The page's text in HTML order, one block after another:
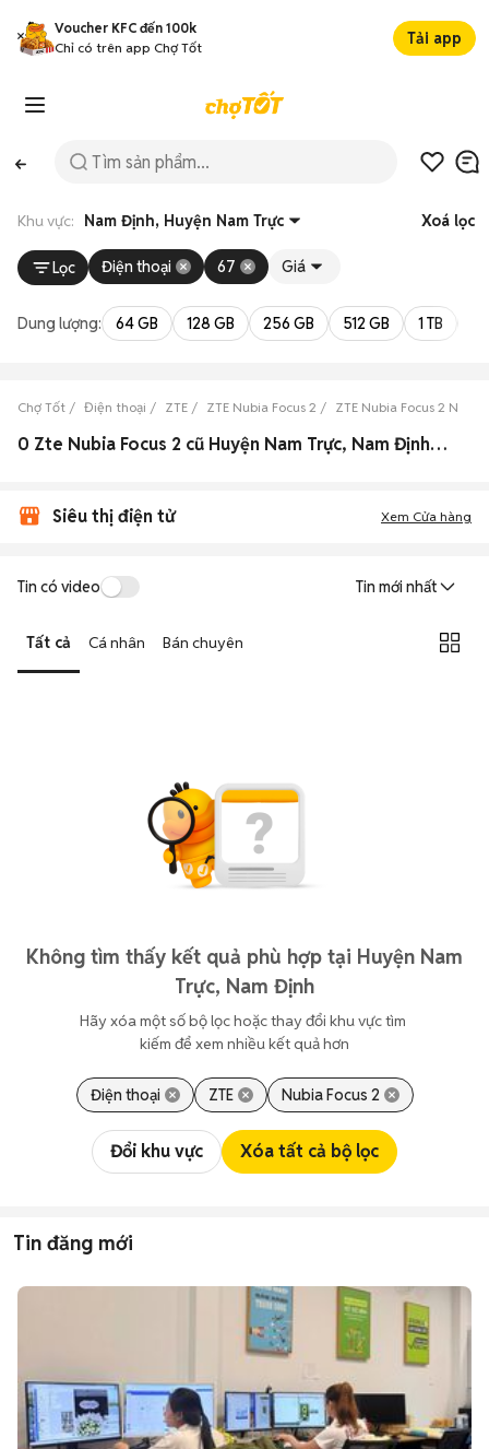
Voucher KFC đến 100k
Chỉ có trên app Chợ Tốt
Tải app
Khu vực: Nam Định, Huyện Nam Trực Xoá lọc
Lọc Điện thoại 67 Giá
Dung lượng: 64 GB 128 GB 256 GB 512 GB 1 TB
Chợ Tốt Điện thoại ZTE ZTE Nubia Focus 2 ZTE Nubia Focus 2 Nam
0 Zte Nubia Focus 2 cũ Huyện Nam Trực, Nam Định đẹp
Siêu thị điện tử Xem Cửa hàng
Tin có video Tin mới nhất
Tất cả Cá nhân Bán chuyên
Không tìm thấy kết quả phù hợp tại Huyện Nam
Trực, Nam Định
Hãy xóa một số bộ lọc hoặc thay đổi khu vực tìm
kiếm để xem nhiều kết quả hơn
Điện thoại ZTE Nubia Focus 2
Đổi khu vực Xóa tất cả bộ lọc
Tin đăng mới